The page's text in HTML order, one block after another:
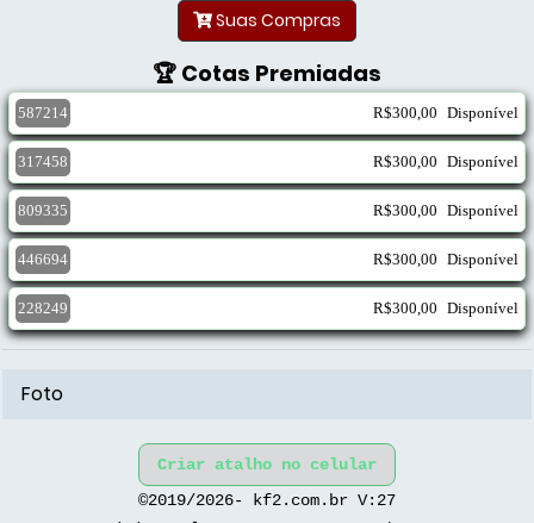
Suas Compras
🏆 Cotas Premiadas
587214 R$300,00 Disponível
317458 R$300,00 Disponível
809335 R$300,00 Disponível
446694 R$300,00 Disponível
228249 R$300,00 Disponível
Foto
Criar atalho no celular
©2019/2026- kf2.com.br V:27